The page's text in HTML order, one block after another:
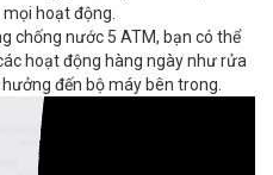
hoạt động.
chống nước 5 ATM, bạn có thể
hoạt động hàng ngày như rửa
đến bộ máy bên trong.